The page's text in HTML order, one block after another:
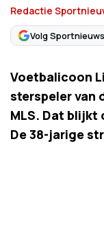
Redactie
Volg
Voetbalicoon
sterspeler van
MLS. Dat
De 38-jarige